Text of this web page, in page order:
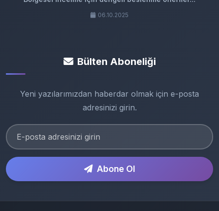
06.10.2025
Bülten Aboneliği
Yeni yazılarımızdan haberdar olmak için e-posta
adresinizi girin.
Abone Ol